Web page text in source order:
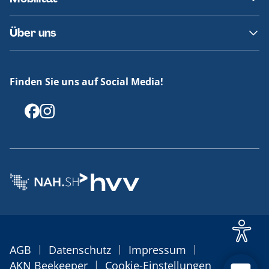
Fundsachen
Häufige Fragen
Barrierefreies Reisen
Erklärung Barrierefreiheit
Über uns
Offenlegungen
Finden Sie uns auf Social Media!
AGB | Datenschutz | Impressum |
AKN Beekeeper | Cookie-Einstellungen